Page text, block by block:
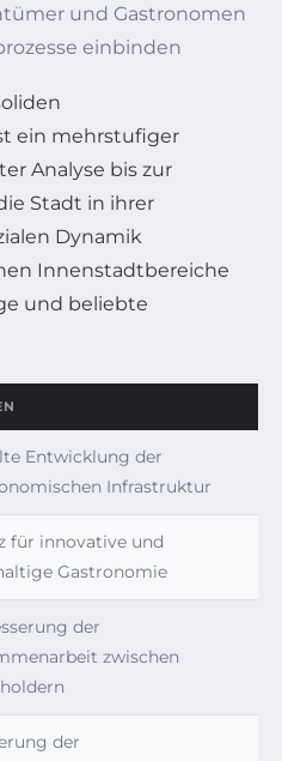
und Gastronomen
einbinden
ein mehrstufiger
Analyse bis zur
Stadt in ihrer
Dynamik
Innenstadtbereiche
und beliebte
Entwicklung der
Infrastruktur
für innovative und
Gastronomie
der
zwischen
der